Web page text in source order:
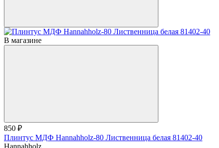
В магазине
850 ₽
Плинтус МДФ Hannahholz-80 Лиственница белая 81402-40
Hannahholz